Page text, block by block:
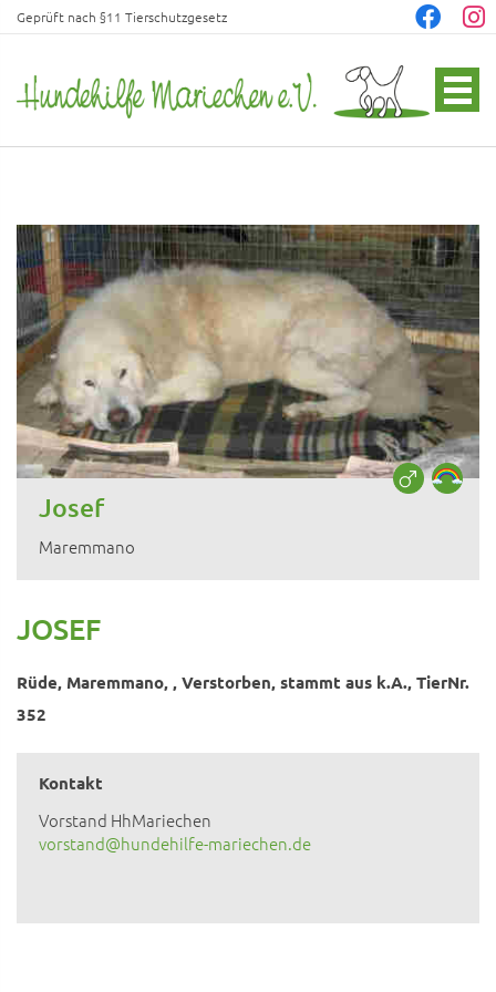
Geprüft nach §11 Tierschutzgesetz
Josef
Maremmano
JOSEF
Rüde, Maremmano, , Verstorben, stammt aus k.A., TierNr.
352
Kontakt
Vorstand HhMariechen
vorstand@hundehilfe-mariechen.de